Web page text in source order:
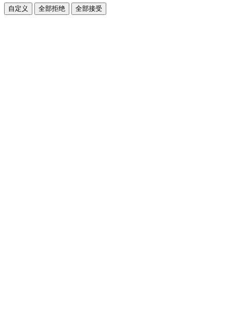
自定义 全部拒绝 全部接受